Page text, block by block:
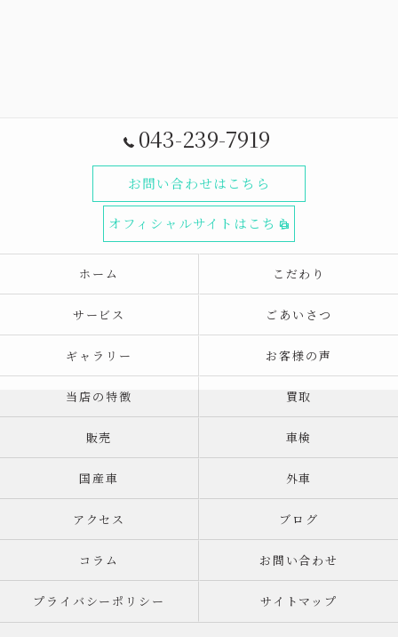
043-239-7919
お問い合わせはこちら
オフィシャルサイトはこちら
ホーム こだわり
サービス ごあいさつ
ギャラリー お客様の声
当店の特徴 買取
販売 車検
国産車 外車
アクセス ブログ
コラム お問い合わせ
プライバシーポリシー サイトマップ